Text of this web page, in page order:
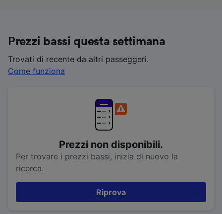
Prezzi bassi questa settimana
Trovati di recente da altri passeggeri.
Come funziona
Prezzi non disponibili.
Per trovare i prezzi bassi, inizia di nuovo la
ricerca.
Riprova